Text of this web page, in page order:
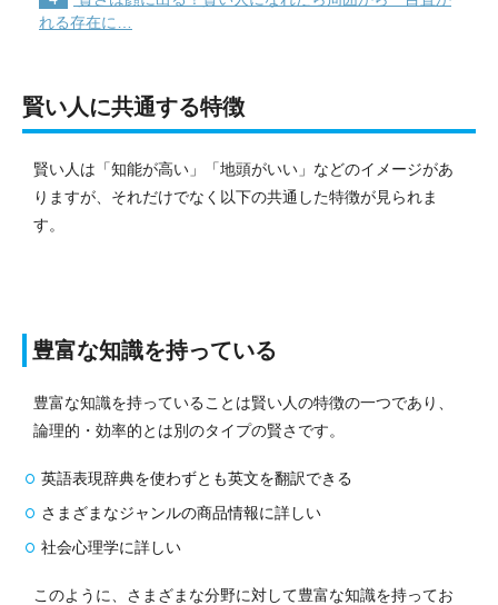
れる存在に…
賢い人に共通する特徴
賢い人は「知能が高い」「地頭がいい」などのイメージがあ
りますが、それだけでなく以下の共通した特徴が見られま
す。
豊富な知識を持っている
豊富な知識を持っていることは賢い人の特徴の一つであり、
論理的・効率的とは別のタイプの賢さです。
英語表現辞典を使わずとも英文を翻訳できる
さまざまなジャンルの商品情報に詳しい
社会心理学に詳しい
このように、さまざまな分野に対して豊富な知識を持ってお